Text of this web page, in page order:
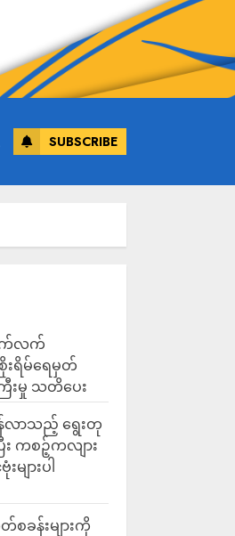
SUBSCRIBE
က်လက်
စိုးရိမ်ရေမှတ်
းမှု သတိပေး
လာသည့် ရွေးတု
ကစဉ့်ကလျား
ျားပါ
ခန်းများကို